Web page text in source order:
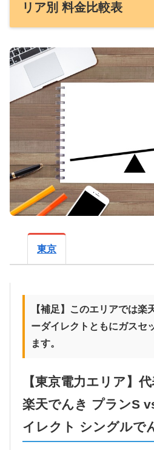
リア別 料金比較表
東京
【補足】このエリアでは楽
ーダイレクトともにガスセ
ます。
【東京電力エリア】
楽天でんき プランS
イレクト シングルで